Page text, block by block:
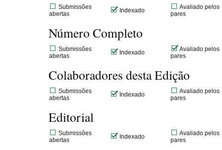
Submissões
abertas
Indexado
Avaliado pelos
pares
Número Completo
Submissões
abertas
Indexado
Avaliado pelos
pares
Colaboradores desta Edição
Submissões
abertas
Indexado
Avaliado pelos
pares
Editorial
Submissões
abertas
Indexado
Avaliado pelos
pares